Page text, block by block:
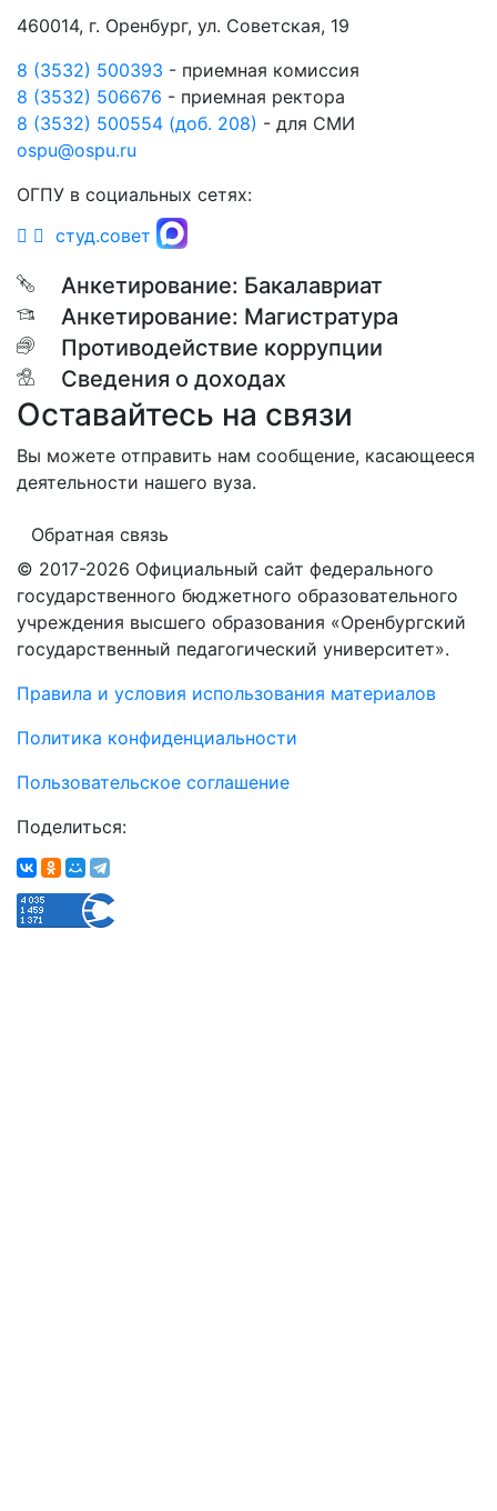
460014, г. Оренбург, ул. Советская, 19
8 (3532) 500393 - приемная комиссия
8 (3532) 506676 - приемная ректора
8 (3532) 500554 (доб. 208) - для СМИ
ospu@ospu.ru
ОГПУ в социальных сетях:
студ.совет
Анкетирование: Бакалавриат
Анкетирование: Магистратура
Противодействие коррупции
Сведения о доходах
Оставайтесь на связи
Вы можете отправить нам сообщение, касающееся
деятельности нашего вуза.
Обратная связь
© 2017-2026 Официальный сайт федерального
государственного бюджетного образовательного
учреждения высшего образования «Оренбургский
государственный педагогический университет».
Правила и условия использования материалов
Политика конфиденциальности
Пользовательское соглашение
Поделиться: